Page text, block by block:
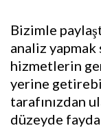
Bizimle
analiz
hizmetlerin
yerine
tarafınızdan
düzeyde